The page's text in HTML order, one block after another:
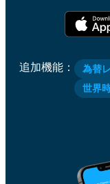
追加機能 ： 為替
世界